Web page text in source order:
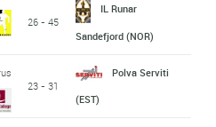
26 - 45
IL Runar
Sandefjord (NOR)
23 - 31
Polva Serviti
(EST)